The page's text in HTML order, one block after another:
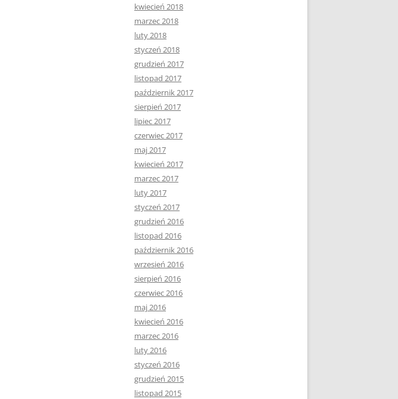
kwiecień 2018
marzec 2018
luty 2018
styczeń 2018
grudzień 2017
listopad 2017
październik 2017
sierpień 2017
lipiec 2017
czerwiec 2017
maj 2017
kwiecień 2017
marzec 2017
luty 2017
styczeń 2017
grudzień 2016
listopad 2016
październik 2016
wrzesień 2016
sierpień 2016
czerwiec 2016
maj 2016
kwiecień 2016
marzec 2016
luty 2016
styczeń 2016
grudzień 2015
listopad 2015